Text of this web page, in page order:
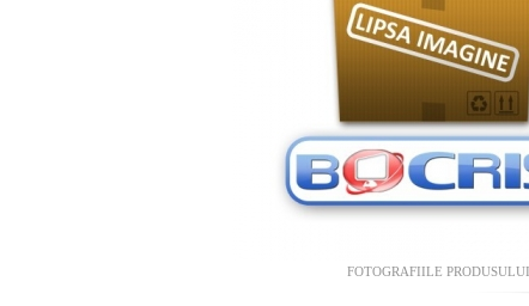
FOTOGRAFIILE PRODUSULUI